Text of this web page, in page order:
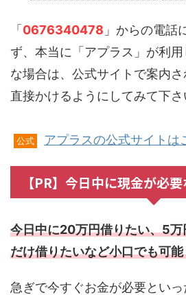
「0676340478 」からの電話
ず、本当に「アプラス」が利
な場合は、公式サイトで案内
直接かけるようにしてみて下さ
公式 アプラスの公式サイトは
【PR】今日中に現金が必
今日中に20万円借りたい、5万
だけ借りたいなど小口でも可能
急ぎで今すぐお金が必要とい